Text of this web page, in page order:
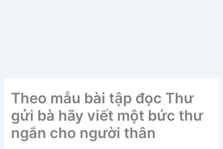
Theo mẫu bài tập đọc Thư
gửi bà hãy viết một bức thư
ngắn cho người thân